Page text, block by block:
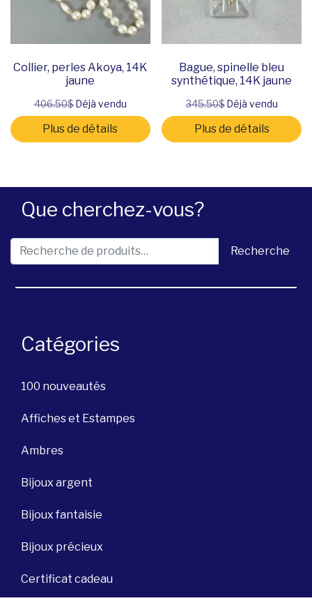
Que cherchez-vous?
Recherche pour : Recherche
Catégories
100 nouveautés
Affiches et Estampes
Ambres
Bijoux argent
Bijoux fantaisie
Bijoux précieux
Certificat cadeau
Collier, perles Akoya, 14K
jaune
406.50$Déjà vendu
Plus de détails
Bague, spinelle bleu
synthétique, 14K jaune
345.50$Déjà vendu
Plus de détails